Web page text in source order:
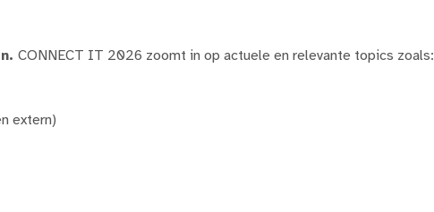
CONNECT IT 2026 zoomt in op actuele en relevante topics zoals:
extern)